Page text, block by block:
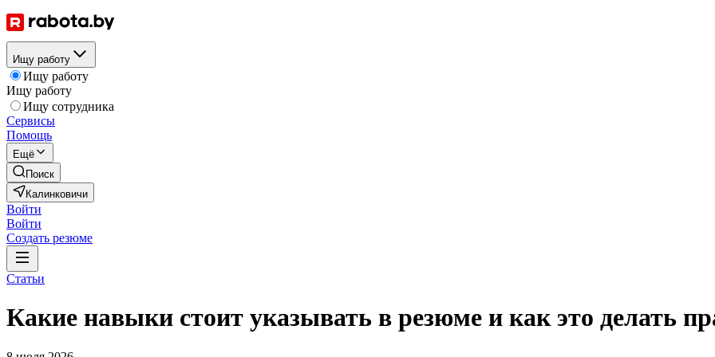
Ищу работу
Ищу работу
Ищу работу
Ищу сотрудника
Сервисы
Помощь
Ещё
Поиск
Калинковичи
Войти
Войти
Создать резюме
Статьи
Какие навыки стоит указывать в резюме и как это делать